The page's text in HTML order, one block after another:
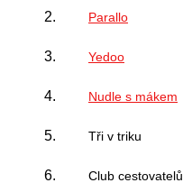
2. Parallo
3. Yedoo
4. Nudle s mákem
5. Tři v triku
6. Club cestovatelů